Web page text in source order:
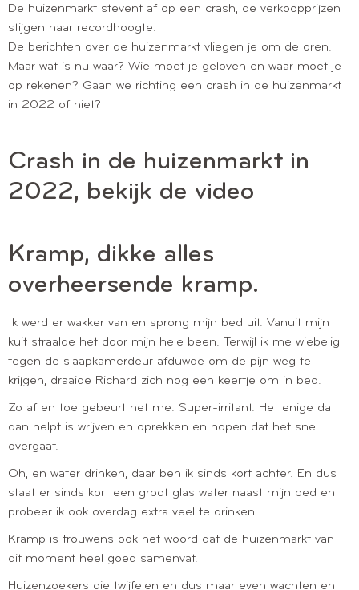
De huizenmarkt stevent af op een crash, de verkoopprijzen
stijgen naar recordhoogte.
De berichten over de huizenmarkt vliegen je om de oren.
Maar wat is nu waar? Wie moet je geloven en waar moet je
op rekenen? Gaan we richting een crash in de huizenmarkt
in 2022 of niet?
Crash in de huizenmarkt in
2022, bekijk de video
Kramp, dikke alles
overheersende kramp.
Ik werd er wakker van en sprong mijn bed uit. Vanuit mijn
kuit straalde het door mijn hele been. Terwijl ik me wiebelig
tegen de slaapkamerdeur afduwde om de pijn weg te
krijgen, draaide Richard zich nog een keertje om in bed.
Zo af en toe gebeurt het me. Super-irritant. Het enige dat
dan helpt is wrijven en oprekken en hopen dat het snel
overgaat.
Oh, en water drinken, daar ben ik sinds kort achter. En dus
staat er sinds kort een groot glas water naast mijn bed en
probeer ik ook overdag extra veel te drinken.
Kramp is trouwens ook het woord dat de huizenmarkt van
dit moment heel goed samenvat.
Huizenzoekers die twijfelen en dus maar even wachten en